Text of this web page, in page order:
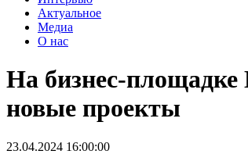
Актуальное
Медиа
О нас
На бизнес-
новые проекты
23.04.2024 16:00:00